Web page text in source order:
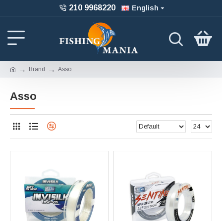
210 9968220 English
Brand Asso
Asso